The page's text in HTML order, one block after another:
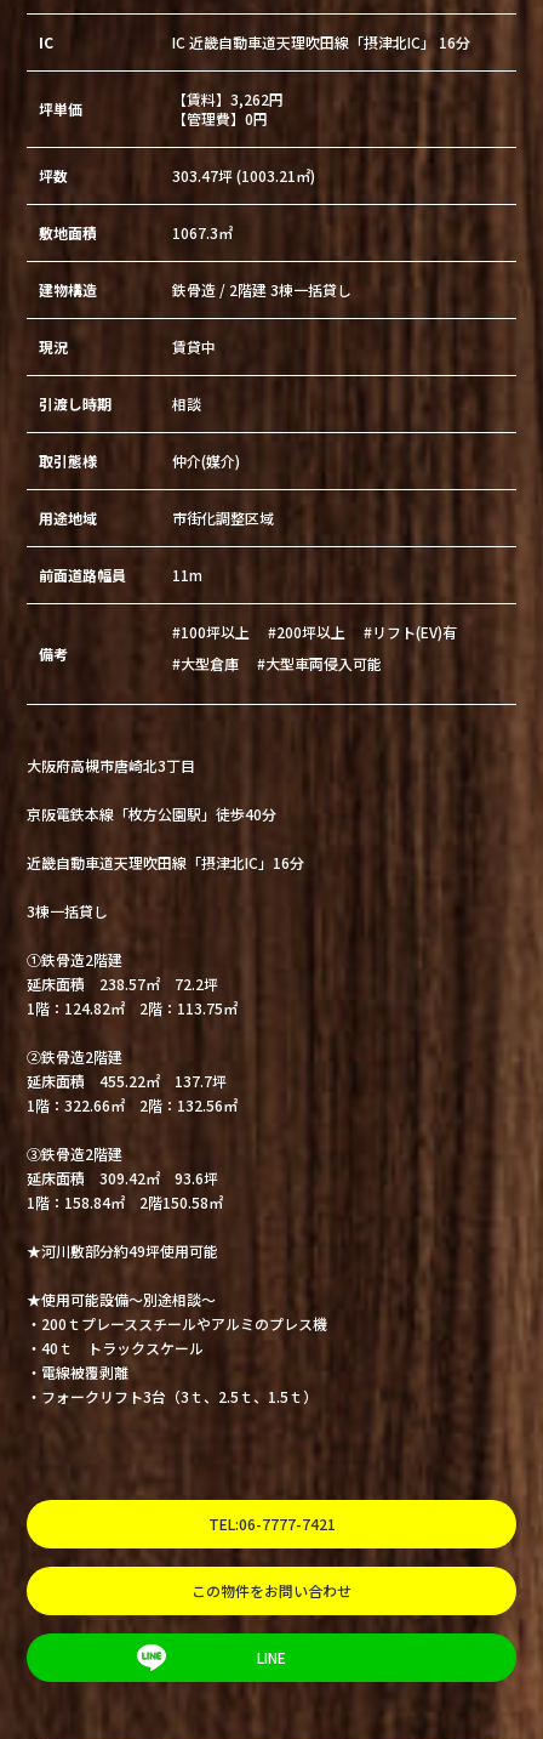
IC IC 近畿自動車道天理吹田線「摂津北IC」 16分
坪単価
【賃料】3,262円
【管理費】0円
坪数 303.47坪 (1003.21㎡)
敷地面積 1067.3㎡
建物構造 鉄骨造 / 2階建 3棟一括貸し
現況 賃貸中
引渡し時期 相談
取引態様 仲介(媒介)
用途地域 市街化調整区域
前面道路幅員 11m
備考
#100坪以上 #200坪以上
#リフト(EV)有
#大型倉庫
#大型車両侵入可能
大阪府高槻市唐崎北3丁目
京阪電鉄本線「枚方公園駅」徒歩40分
近畿自動車道天理吹田線「摂津北IC」16分
3棟一括貸し
①鉄骨造2階建
延床面積 238.57㎡ 72.2坪
1階：124.82㎡ 2階：113.75㎡
②鉄骨造2階建
延床面積 455.22㎡ 137.7坪
1階：322.66㎡ 2階：132.56㎡
③鉄骨造2階建
延床面積 309.42㎡ 93.6坪
1階：158.84㎡ 2階150.58㎡
★河川敷部分約49坪使用可能
★使用可能設備～別途相談～
・200ｔプレーススチールやアルミのプレス機
・40ｔ トラックスケール
・電線被覆剥離
・フォークリフト3台（3ｔ、2.5ｔ、1.5ｔ）
TEL:06-7777-7421
この物件をお問い合わせ
LINE